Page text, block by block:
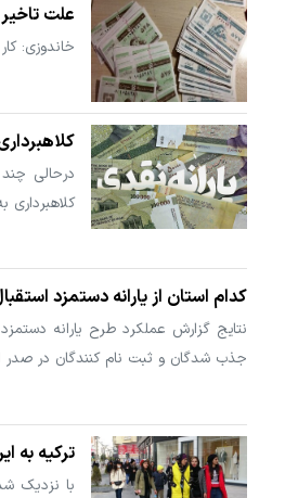
علت
خاندوزی:
کلاهبرداری عجیب با
کلاهبرداری
کدام استان از یارانه دستمزد
جذب شدگان و ثبت نام کنندگان در
ترکیه به